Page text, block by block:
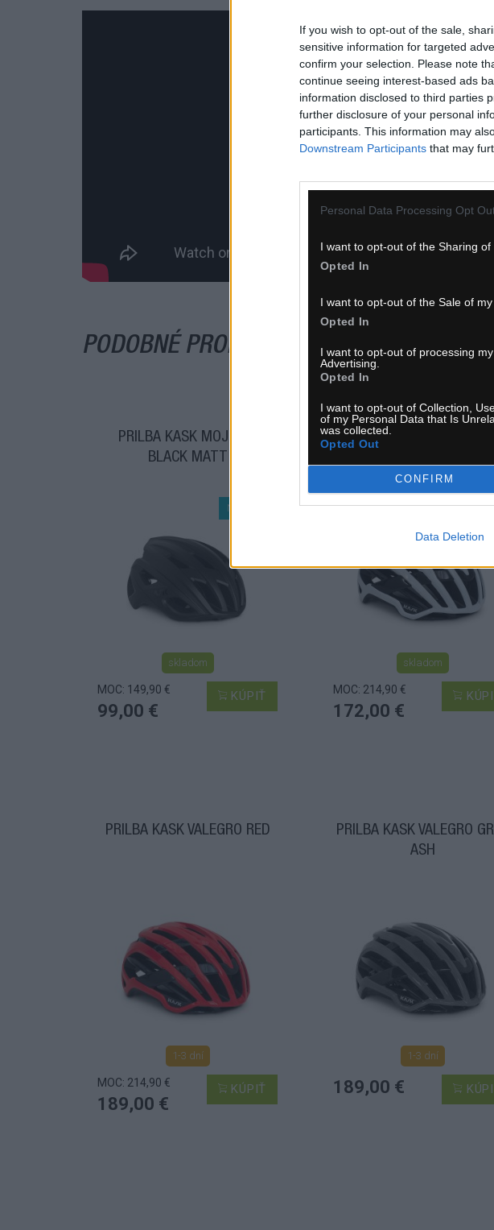
If you wish to opt-out of the sale,
sensitive information for targeted
confirm your selection. Please note
continue seeing interest-based ads
information disclosed to third parties
further disclosure of your personal
participants. This information may
Downstream Participants that may
Personal Data Processing Opt
I want to opt-out of the Sharing of
Opted In
I want to opt-out of the Sale of my
Opted In
I want to opt-out of processing
Advertising.
Opted In
I want to opt-out of Collection,
of my Personal Data that Is
was collected.
Opted Out
CONFIRM
Data Deletion
PODOBNÉ PRODUKTY
PRILBA KASK MOJITO3
BLACK MATT
NOVINKA
skladom
MOC: 149,90 €
99,00 €
KÚPIŤ
PRILBA KASK VALEGRO
TOP
skladom
MOC: 214,90 €
172,00 €
PRILBA KASK VALEGRO RED
1-3 dní
MOC: 214,90 €
189,00 €
KÚPIŤ
PRILBA KASK VALEGRO
ASH
1-3 dní
189,00 €